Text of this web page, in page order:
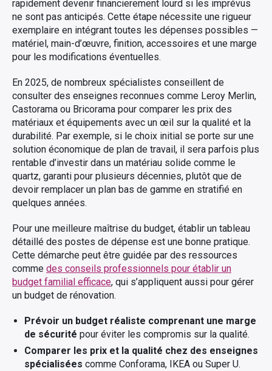
rapidement devenir financierement lourd si les imprévus
ne sont pas anticipés. Cette étape nécessite une rigueur
exemplaire en intégrant toutes les dépenses possibles —
matériel, main-d’œuvre, finition, accessoires et une marge
pour les modifications éventuelles.
En 2025, de nombreux spécialistes conseillent de
consulter des enseignes reconnues comme Leroy Merlin,
Castorama ou Bricorama pour comparer les prix des
matériaux et équipements avec un œil sur la qualité et la
durabilité. Par exemple, si le choix initial se porte sur une
solution économique de plan de travail, il sera parfois plus
rentable d’investir dans un matériau solide comme le
quartz, garanti pour plusieurs décennies, plutôt que de
devoir remplacer un plan bas de gamme en stratifié en
quelques années.
Pour une meilleure maîtrise du budget, établir un tableau
détaillé des postes de dépense est une bonne pratique.
Cette démarche peut être guidée par des ressources
comme des conseils professionnels pour établir un
budget familial efficace, qui s’appliquent aussi pour gérer
un budget de rénovation.
Prévoir un budget réaliste comprenant une marge
de sécurité pour éviter les compromis sur la qualité.
Comparer les prix et la qualité chez des enseignes
spécialisées comme Conforama, IKEA ou Super U.